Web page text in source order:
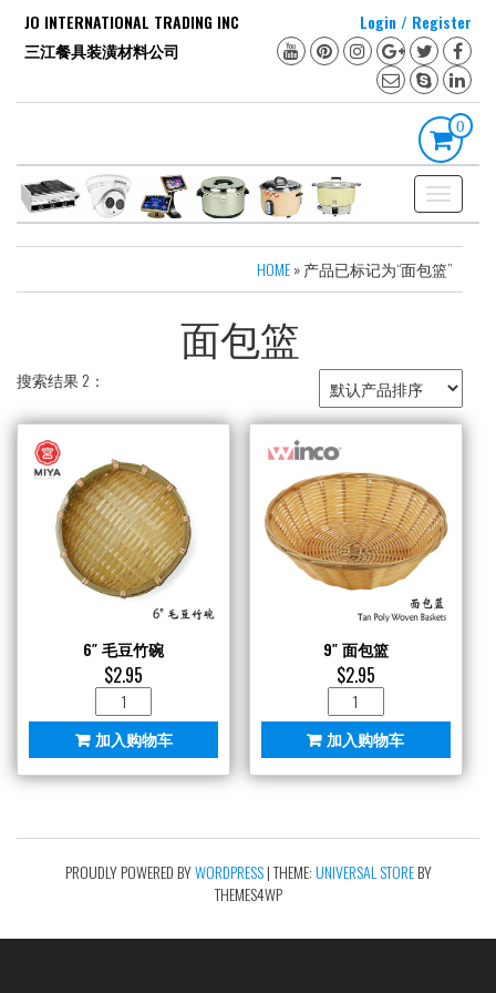
JO INTERNATIONAL TRADING INC
三江餐具装潢材料公司
Login / Register
0
Toggle
navigation
HOME» 产品已标记为“面包篮”
面包篮
搜索结果 2：
6″ 毛豆竹碗
$2.95
毛
豆
竹
碗
加入购物车
9″ 面包篮
$2.95
面
包
篮
数
加入购物车
PROUDLY POWERED BYWORDPRESS |THEME:UNIVERSAL STOREBY
THEMES4WP